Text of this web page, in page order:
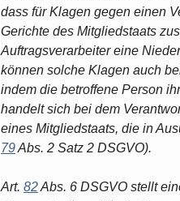
dass für Klagen gegen einen
Gerichte des Mitgliedstaats
Auftragsverarbeiter eine
können solche Klagen auch
indem die betroffene Person
handelt sich bei dem
eines Mitgliedstaats, die in
79Abs. 2 Satz 2 DSGVO).
Art. 82Abs. 6 DSGVO stellt